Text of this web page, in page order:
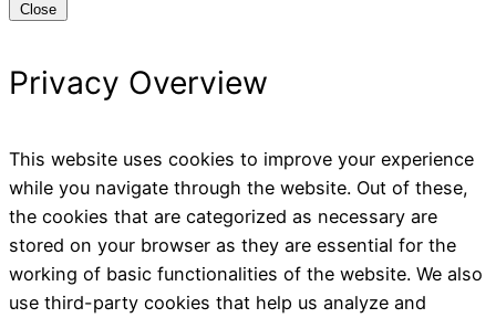
Close
Privacy Overview
This website uses cookies to improve your experience
while you navigate through the website. Out of these,
the cookies that are categorized as necessary are
stored on your browser as they are essential for the
working of basic functionalities of the website. We also
use third-party cookies that help us analyze and